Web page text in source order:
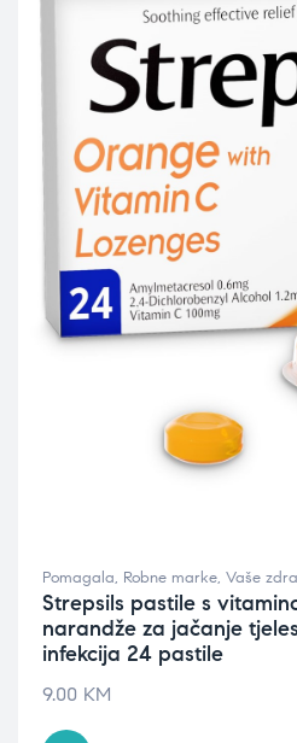
Pomagala, Robne marke, Vaše
Strepsils pastile s
narandže za jačanje
infekcija 24 pastile
9.00 KM